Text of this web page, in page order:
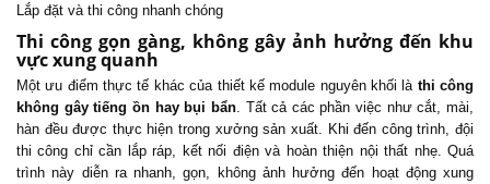
Lắp đặt và thi công nhanh chóng
Thi công gọn gàng, không gây ảnh hưởng đến khu
vực xung quanh
Một ưu điểm thực tế khác của thiết kế module nguyên khối là thi công
không gây tiếng ồn hay bụi bẩn. Tất cả các phần việc như cắt, mài,
hàn đều được thực hiện trong xưởng sản xuất. Khi đến công trình, đội
thi công chỉ cần lắp ráp, kết nối điện và hoàn thiện nội thất nhẹ. Quá
trình này diễn ra nhanh, gọn, không ảnh hưởng đến hoạt động xung